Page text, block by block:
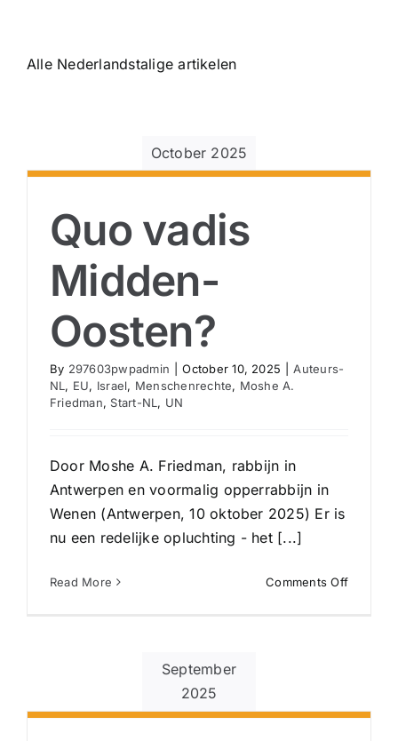
Alle Nederlandstalige artikelen
October 2025
Quo vadis
Midden-
Oosten?
By 297603pwpadmin October 10, 2025
Auteurs-
NL, EU, Israel, Menschenrechte, Moshe A.
Friedman, Start-NL, UN
Door Moshe A. Friedman, rabbijn in
Antwerpen en voormalig opperrabbijn in
Wenen (Antwerpen, 10 oktober 2025) Er is
nu een redelijke opluchting - het [...]
Read More Comments Offon
September
2025